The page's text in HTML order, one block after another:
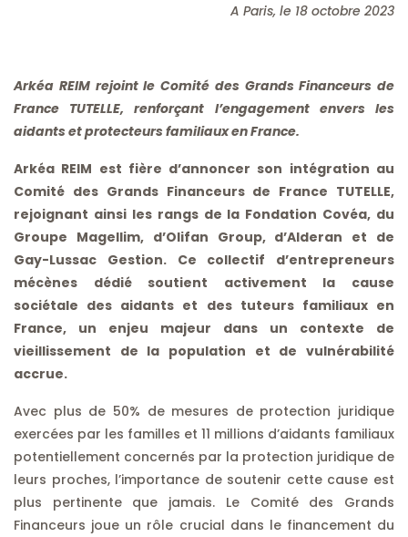
A Paris, le 18 octobre 2023
Arkéa REIM rejoint le Comité des Grands Financeurs de
France TUTELLE, renforçant l’engagement envers les
aidants et protecteurs familiaux en France.
Arkéa REIM est fière d’annoncer son intégration au
Comité des Grands Financeurs de France TUTELLE,
rejoignant ainsi les rangs de la Fondation Covéa, du
Groupe Magellim, d’Olifan Group, d’Alderan et de
Gay-Lussac Gestion. Ce collectif d’entrepreneurs
mécènes dédié soutient activement la cause
sociétale des aidants et des tuteurs familiaux en
France, un enjeu majeur dans un contexte de
vieillissement de la population et de vulnérabilité
accrue.
Avec plus de 50% de mesures de protection juridique
exercées par les familles et 11 millions d’aidants familiaux
potentiellement concernés par la protection juridique de
leurs proches, l’importance de soutenir cette cause est
plus pertinente que jamais. Le Comité des Grands
Financeurs joue un rôle crucial dans le financement du